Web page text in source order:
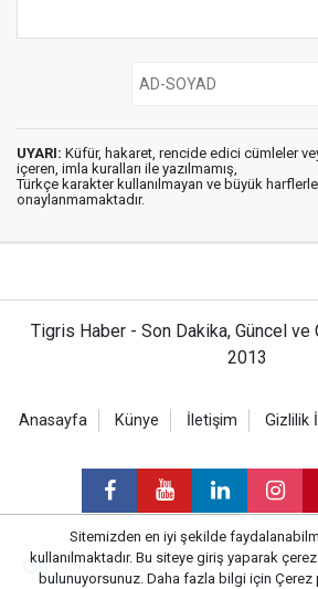
UYARI: Küfür, hakaret, rencide edici cümleler
içeren, imla kuralları ile yazılmamış,
Türkçe karakter kullanılmayan ve büyük
onaylanmamaktadır.
Tigris Haber - Son Dakika, Güncel
2013
Anasayfa Künye İletişim Gizlilik
Haber Portalı Yazılımı
Sitemizden en iyi şekilde
kullanılmaktadır. Bu siteye giriş yaparak
bulunuyorsunuz. Daha fazla bilgi için Çerez